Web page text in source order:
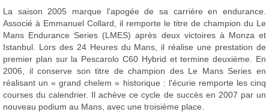
La saison 2005 marque l'apogée de sa carrière en endurance.
Associé à Emmanuel Collard, il remporte le titre de champion du Le
Mans Endurance Series (LMES) après deux victoires à Monza et
Istanbul. Lors des 24 Heures du Mans, il réalise une prestation de
premier plan sur la Pescarolo C60 Hybrid et termine deuxième. En
2006, il conserve son titre de champion des Le Mans Series en
réalisant un « grand chelem » historique : l'écurie remporte les cinq
courses du calendrier. Il achève ce cycle de succès en 2007 par un
nouveau podium au Mans, avec une troisième place.